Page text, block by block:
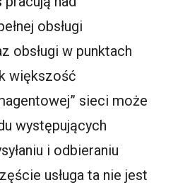
obsługi
obsługi w punktach
większość
sieci może
występujących
i odbieraniu
usługa ta nie jest